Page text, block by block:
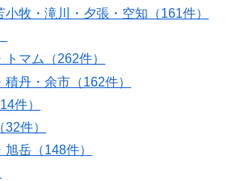
牧・滝川・夕張・空知（161件）
マム（262件）
丹・余市（162件）
件）
件）
岳（148件）